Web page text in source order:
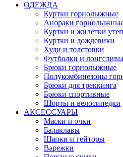
ОДЕЖДА
Куртки горнолыжные
Анораки
Куртки и жилетки
Куртки и дождевики
Худи и толстовки
Футболки и лонгсливы
Брюки горнолыжные
Полукомбинезоны
Брюки для треккинга
Брюки спортивные
Шорты и велосипедки
АКСЕССУАРЫ
Маски и очки
Балаклавы
Шапки и гейторы
Варежки